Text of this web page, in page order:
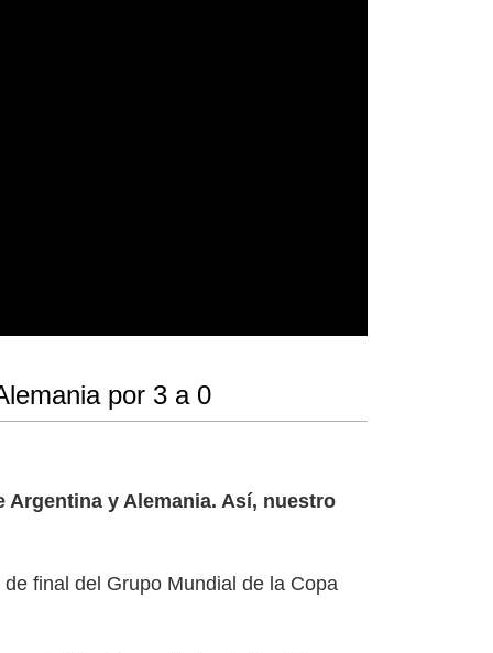
por 3 a 0
y Alemania. Así, nuestro
final del Grupo Mundial de la Copa